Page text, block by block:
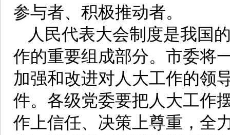
参与者、积极推动者。
人民代表大会制度是我国
作的重要组成部分。市委将
加强和改进对人大工作的领
件。各级党委要把人大工作
作上信任、决策上尊重，全